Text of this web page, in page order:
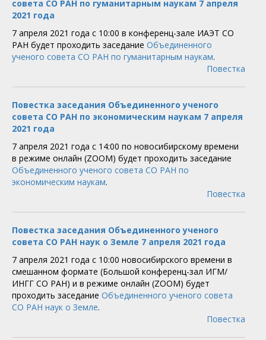
совета СО РАН по гуманитарным наукам 7 апреля
2021 года
7 апреля 2021 года с 10:00 в конференц-зале ИАЭТ СО
РАН будет проходить заседание Объединенного
ученого совета СО РАН по гуманитарным наукам.
Повестка
Повестка заседания Объединенного ученого
совета СО РАН по экономическим наукам 7 апреля
2021 года
7 апреля 2021 года с 14:00 по новосибирскому времени
в режиме онлайн (ZOOM) будет проходить заседание
Объединенного ученого совета СО РАН по
экономическим наукам.
Повестка
Повестка заседания Объединенного ученого
совета СО РАН наук о Земле 7 апреля 2021 года
7 апреля 2021 года с 10:00 новосибирского времени в
смешанном формате (Большой конференц-зал ИГМ/
ИНГГ СО РАН) и в режиме онлайн (ZOOM) будет
проходить заседание Объединенного ученого совета
СО РАН наук о Земле.
Повестка